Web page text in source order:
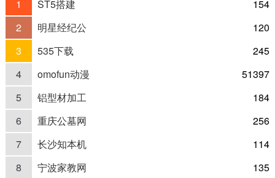
1 ST5搭建
154
2
明星经纪公
120
3
535下载
245
4
omofun动漫
51397
5
铝型材加工
184
6
重庆公墓网
256
7
长沙知本机
114
8
宁波家教网
135